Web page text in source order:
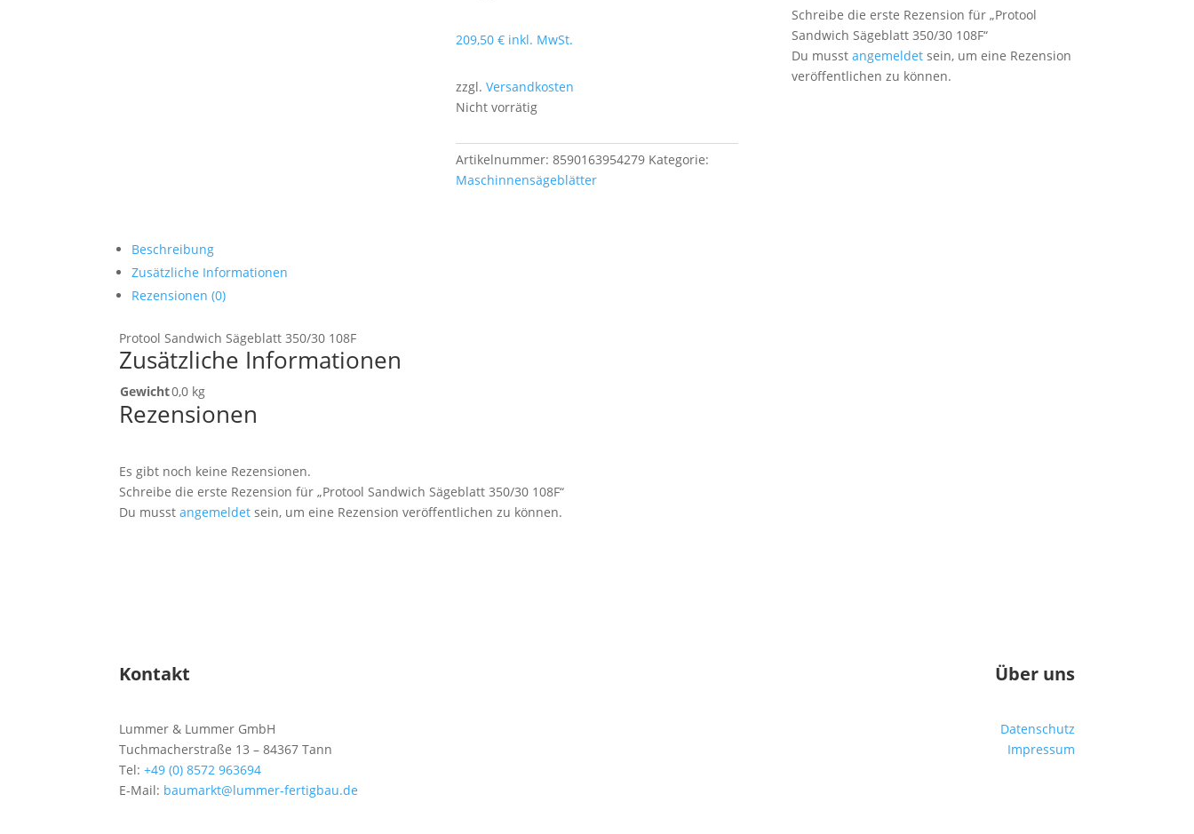
209,50 € inkl. MwSt.
zzgl. Versandkosten
Nicht vorrätig
Artikelnummer: 8590163954279 Kategorie:
Maschinnensägeblätter
Schreibe die erste Rezension für „Protool
Sandwich Sägeblatt 350/30 108F“
Du musst angemeldetsein, um eine Rezension
veröffentlichen zu können.
Beschreibung
Zusätzliche Informationen
Rezensionen (0)
Protool Sandwich Sägeblatt 350/30 108F
Zusätzliche Informationen
Gewicht0,0 kg
Rezensionen
Es gibt noch keine Rezensionen.
Schreibe die erste Rezension für „Protool Sandwich Sägeblatt 350/30 108F“
Du musstangemeldet sein, um eine Rezension veröffentlichen zu können.
Kontakt
Lummer & Lummer GmbH
Tuchmacherstraße 13 – 84367 Tann
Tel:+49 (0) 8572 963694
E-Mail: baumarkt@lummer-fertigbau.de
Über uns
Datenschutz
Impressum